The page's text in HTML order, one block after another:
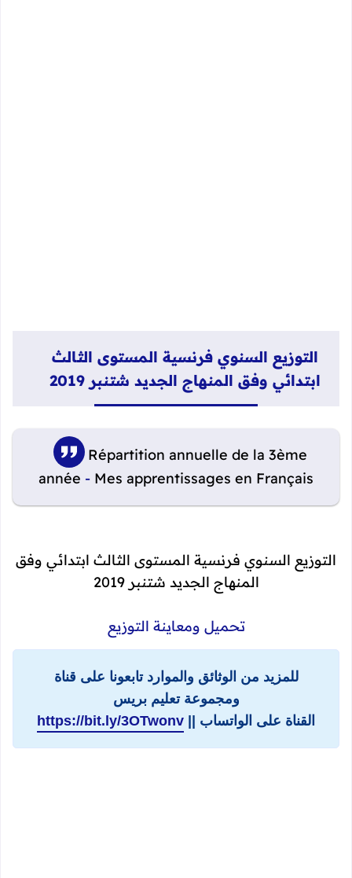
التوزيع السنوي فرنسية المستوى الثالث
ابتدائي وفق المنهاج الجديد شتنبر 2019
Répartition annuelle de la 3ème
année - Mes apprentissages en Français
التوزيع السنوي فرنسية المستوى الثالث ابتدائي وفق
المنهاج الجديد شتنبر 2019
تحميل ومعاينة التوزيع
للمزيد من الوثائق والموارد تابعونا على قناة
ومجموعة تعليم بريس
القناة على الواتساب || https://bit.ly/3OTwonv